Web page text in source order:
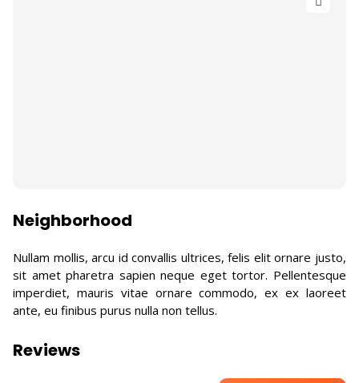
Neighborhood
Nullam mollis, arcu id convallis ultrices, felis elit ornare justo,
sit amet pharetra sapien neque eget tortor. Pellentesque
imperdiet, mauris vitae ornare commodo, ex ex laoreet
ante, eu finibus purus nulla non tellus.
Reviews